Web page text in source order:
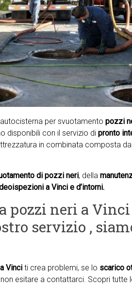
per svuotamento pozzi
disponibili con il servizio di pronto
in combinata composta da
di pozzi neri, della
a Vinci e d’intorni.
pozzi neri a
servizio ,
Vinci ti crea problemi, se lo scarico
non esitare a contattarci. Scopri tutte